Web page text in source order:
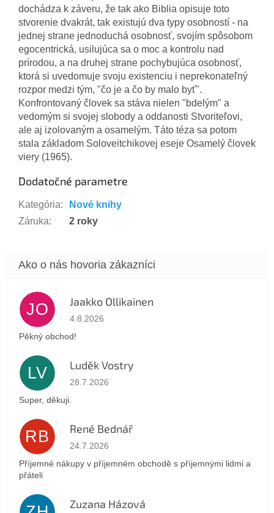
dochádza k záveru, že tak ako Biblia opisuje toto
stvorenie dvakrát, tak existujú dva typy osobností - na
jednej strane jednoduchá osobnosť, svojím spôsobom
egocentrická, usilujúca sa o moc a kontrolu nad
prírodou, a na druhej strane pochybujúca osobnosť,
ktorá si uvedomuje svoju existenciu i neprekonateľný
rozpor medzi tým, "čo je a čo by malo byť".
Konfrontovaný človek sa stáva nielen "bdelým" a
vedomým si svojej slobody a oddanosti Stvoriteľovi,
ale aj izolovaným a osamelým. Táto téza sa potom
stala základom Soloveitchikovej eseje Osamelý človek
viery (1965).
Dodatočné parametre
Kategória:
Nové knihy
Záruka: 2 roky
JO Jaakko Ollikainen
Hodnotenie obchodu je 5 z 5 hviezdičiek.
4.8.2026
Pěkný obchod!
LV Luděk Vostry
Hodnotenie obchodu je 5 z 5 hviezdičiek.
28.7.2026
Super, děkuji.
RB René Bednář
Hodnotenie obchodu je 5 z 5 hviezdičiek.
24.7.2026
Příjemné nákupy v příjemném obchodě s příjemnými lidmi a
přáteli
Zuzana Házová